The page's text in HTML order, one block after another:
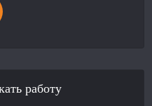
работу